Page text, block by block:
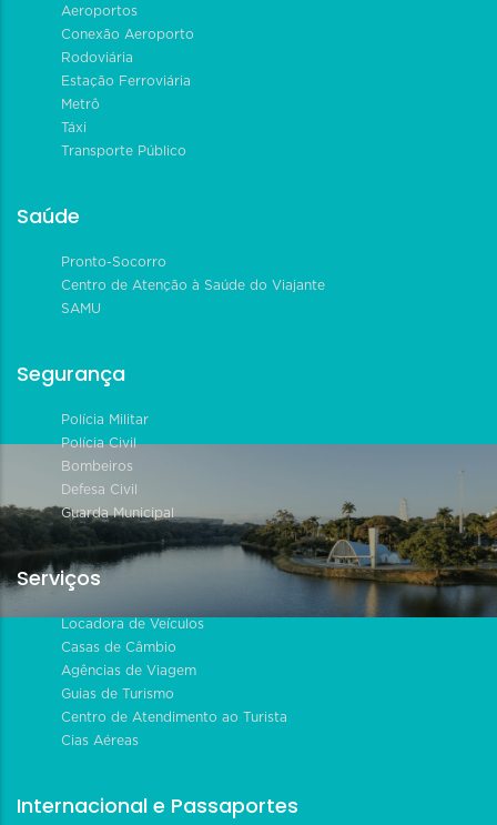
Aeroportos
Conexão Aeroporto
Rodoviária
Estação Ferroviária
Metrô
Táxi
Transporte Público
Saúde
Pronto-Socorro
Centro de Atenção à Saúde do Viajante
SAMU
Segurança
Polícia Militar
Polícia Civil
Bombeiros
Defesa Civil
Guarda Municipal
Serviços
Locadora de Veículos
Casas de Câmbio
Agências de Viagem
Guias de Turismo
Centro de Atendimento ao Turista
Cias Aéreas
Internacional e Passaportes